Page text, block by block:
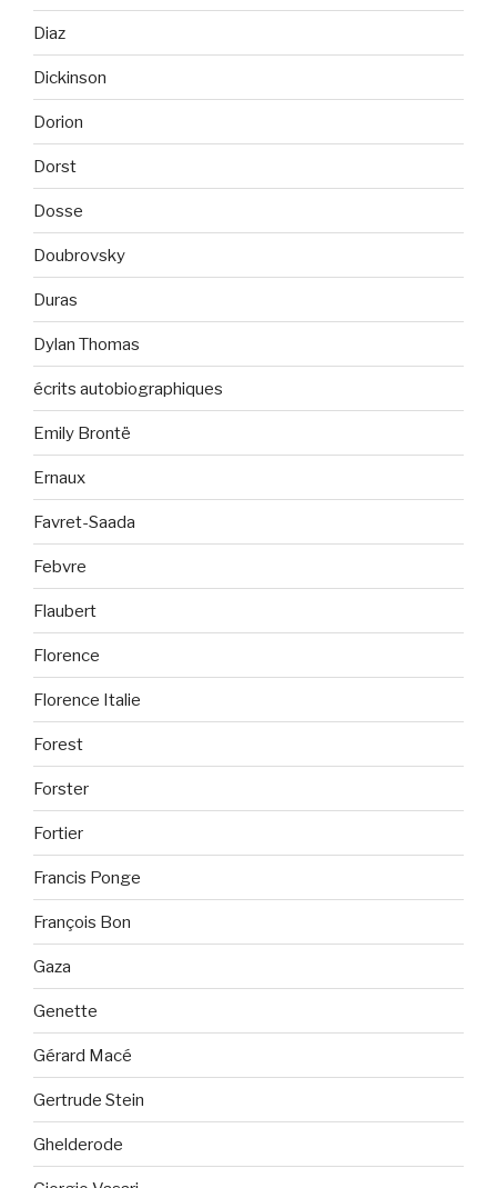
Diaz
Dickinson
Dorion
Dorst
Dosse
Doubrovsky
Duras
Dylan Thomas
écrits autobiographiques
Emily Brontë
Ernaux
Favret-Saada
Febvre
Flaubert
Florence
Florence Italie
Forest
Forster
Fortier
Francis Ponge
François Bon
Gaza
Genette
Gérard Macé
Gertrude Stein
Ghelderode